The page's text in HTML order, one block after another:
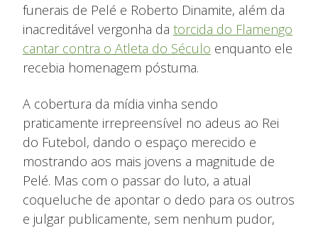
funerais de Pelé e Roberto Dinamite, além da
inacreditável vergonha da torcida do Flamengo
cantar contra o Atleta do Século enquanto ele
recebia homenagem póstuma.
A cobertura da mídia vinha sendo
praticamente irrepreensível no adeus ao Rei
do Futebol, dando o espaço merecido e
mostrando aos mais jovens a magnitude de
Pelé. Mas com o passar do luto, a atual
coqueluche de apontar o dedo para os outros
e julgar publicamente, sem nenhum pudor,